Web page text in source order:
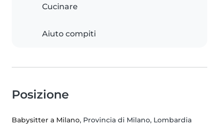
Cucinare
Aiuto compiti
Posizione
Babysitter a Milano, Provincia di Milano, Lombardia